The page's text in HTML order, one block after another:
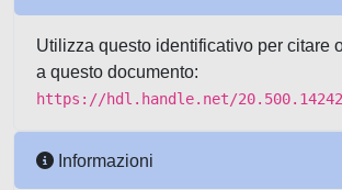
Utilizza questo identificativo per citare
a questo documento:
https://hdl.handle.net/
Informazioni